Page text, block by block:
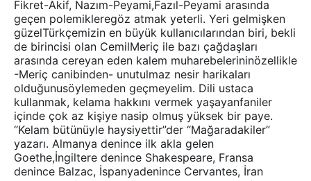
Fikret-Akif, Nazım-Peyami,Fazıl-Peyami arasında
geçen polemikleregöz atmak yeterli. Yeri gelmişken
güzelTürkçemizin en büyük kullanıcılarından biri, bekli
de birincisi olan CemilMeriç ile bazı çağdaşları
arasında cereyan eden kalem muharebelerininözellikle
-Meriç canibinden- unutulmaz nesir harikaları
olduğunusöylemeden geçmeyelim. Dili ustaca
kullanmak, kelama hakkını vermek yaşayanfaniler
içinde çok az kişiye nasip olmuş yüksek bir paye.
“Kelam bütünüyle haysiyettir”der “Mağaradakiler”
yazarı. Almanya denince ilk akla gelen
Goethe,İngiltere denince Shakespeare, Fransa
denince Balzac, İspanyadenince Cervantes, İran